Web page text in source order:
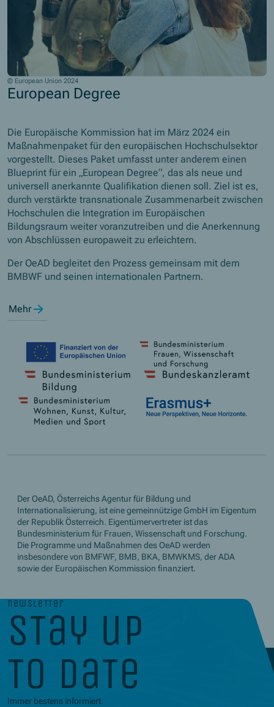
© European Union 2024
European Degree
Die Europäische Kommission hat im März 2024 ein
Maßnahmenpaket für den europäischen Hochschulsektor
vorgestellt. Dieses Paket umfasst unter anderem einen
Blueprint für ein „European Degree“, das als neue und
universell anerkannte Qualifikation dienen soll. Ziel ist es,
durch verstärkte transnationale Zusammenarbeit zwischen
Hochschulen die Integration im Europäischen
Bildungsraum weiter voranzutreiben und die Anerkennung
von Abschlüssen europaweit zu erleichtern.
Der OeAD begleitet den Prozess gemeinsam mit dem
BMBWF und seinen internationalen Partnern.
Mehr
Der OeAD, Österreichs Agentur für Bildung und
Internationalisierung, ist eine gemeinnützige GmbH im Eigentum
der Republik Österreich. Eigentümervertreter ist das
Bundesministerium für Frauen, Wissenschaft und Forschung.
Die Programme und Maßnahmen des OeAD werden
insbesondere von BMFWF, BMB, BKA, BMWKMS, der ADA
sowie der Europäischen Kommission finanziert.
newsletter
stay up
to date
Immer bestens informiert.